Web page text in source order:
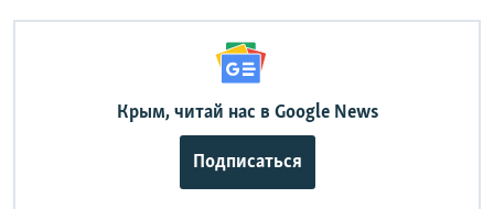
Крым, читай нас в Google News
Подписаться